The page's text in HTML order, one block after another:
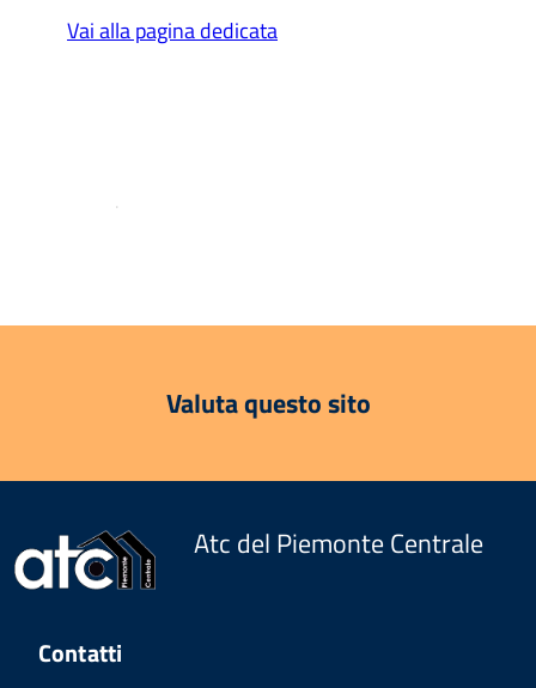
Vai alla pagina dedicata
.
Valuta questo sito
Atc del Piemonte Centrale
Contatti